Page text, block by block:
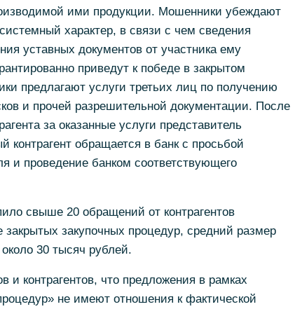
ими продукции. Мошенники убеждают
характер, в связи с чем сведения
уставных документов от участника ему
приведут к победе в закрытом
предлагают услуги третьих лиц по получению
и прочей разрешительной документации. После
за оказанные услуги представитель
контрагент обращается в банк с просьбой
и проведение банком соответствующего
свыше 20 обращений от контрагентов
закупочных процедур, средний размер
30 тысяч рублей.
контрагентов, что предложения в рамках
не имеют отношения к фактической